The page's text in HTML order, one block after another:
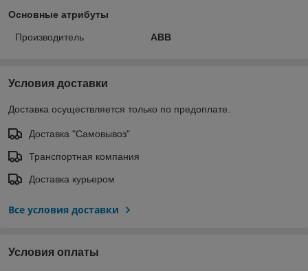
Основные атрибуты
Производитель ABB
Условия доставки
Доставка осуществляется только по предоплате.
Доставка "Самовывоз"
Транспортная компания
Доставка курьером
Все условия доставки
Условия оплаты